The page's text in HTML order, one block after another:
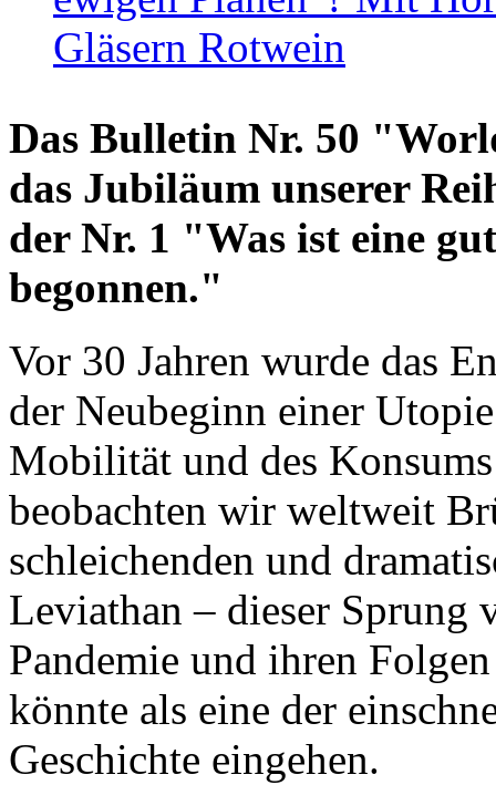
Gläsern Rotwein
Das Bulletin Nr. 50
das Jubiläum unserer
der Nr. 1 "Was ist eine
begonnen."
Vor 30 Jahren wurde das
der Neubeginn einer
Mobilität und des
beobachten wir weltweit
schleichenden und
Leviathan – dieser Sprung
Pandemie und ihren
könnte als eine der
Geschichte eingehen.